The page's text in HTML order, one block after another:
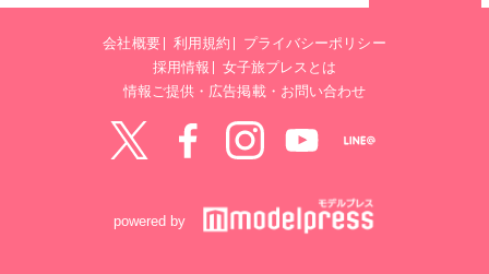
会社概要 利用規約
プライバシーポリシー
採用情報
女子旅プレスとは
情報ご提供・広告掲載・お問い合わせ
powered by